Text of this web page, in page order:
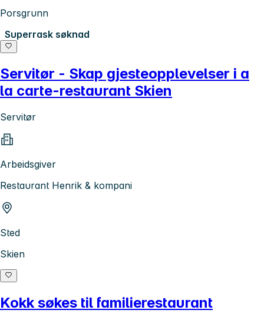
Porsgrunn
Superrask søknad
Servitør - Skap gjesteopplevelser i a
la carte-restaurant Skien
Servitør
Arbeidsgiver
Restaurant Henrik & kompani
Sted
Skien
Kokk søkes til familierestaurant